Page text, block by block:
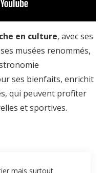
en culture, avec ses
musées renommés,
ses bienfaits, enrichit
qui peuvent profiter
et sportives.
mais surtout